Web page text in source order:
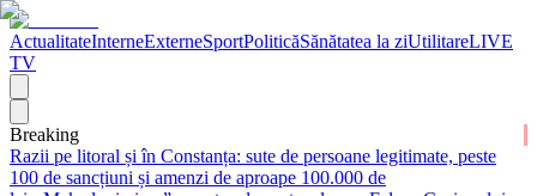
ActualitateInterneExterneSportPoliticăSănătatea la ziUtilitareLIVE
TV
Breaking
Razii pe litoral și în Constanța: sute de persoane legitimate, peste
100 de sancțiuni și amenzi de aproape 100.000 de